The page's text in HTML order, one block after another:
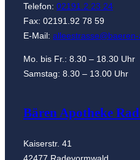
Telefon: 02191.2 23 24
Fax: 02191.92 78 59
E-Mail:
Mo. bis Fr.: 8.30 – 18.30 Uhr
Samstag: 8.30 – 13.00 Uhr
Bären Apotheke
Kaiserstr. 41